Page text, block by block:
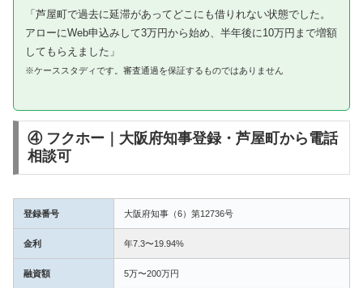
「芦屋町で過去に延滞があってどこにも借りれない状態でした。
アローにWeb申込みして3万円から始め、半年後に10万円まで増額
してもらえました」
※ケーススタディです。審査通過を保証するものではありません
④ フクホー｜大阪府知事登録・芦屋町から電話
相談可
登録番号 大阪府知事（6）第12736号
金利 年7.3〜19.94%
融資額 5万〜200万円